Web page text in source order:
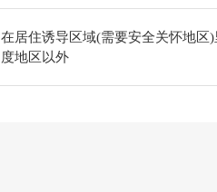
在居住诱导区域(需要安全关怀地区
度地区以外